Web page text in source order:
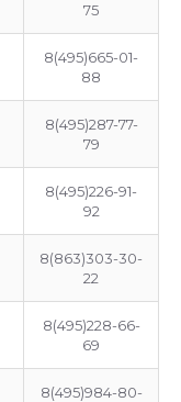
75
8(495)665-01-
88
8(495)287-77-
79
8(495)226-91-
92
8(863)303-30-
22
8(495)228-66-
69
8(495)984-80-